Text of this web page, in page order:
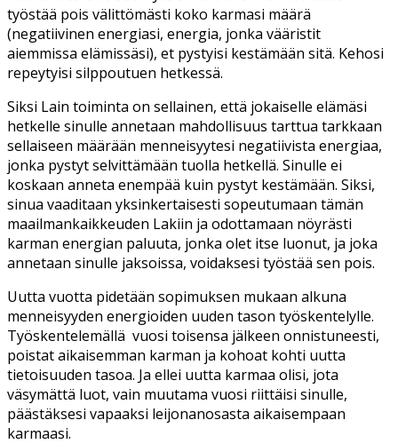
työstää pois välittömästi koko karmasi määrä
(negatiivinen energiasi, energia, jonka vääristit
aiemmissa elämissäsi), et pystyisi kestämään sitä. Kehosi
repeytyisi silppoutuen hetkessä.
Siksi Lain toiminta on sellainen, että jokaiselle elämäsi
hetkelle sinulle annetaan mahdollisuus tarttua tarkkaan
sellaiseen määrään menneisyytesi negatiivista energiaa,
jonka pystyt selvittämään tuolla hetkellä. Sinulle ei
koskaan anneta enempää kuin pystyt kestämään. Siksi,
sinua vaaditaan yksinkertaisesti sopeutumaan tämän
maailmankaikkeuden Lakiin ja odottamaan nöyrästi
karman energian paluuta, jonka olet itse luonut, ja joka
annetaan sinulle jaksoissa, voidaksesi työstää sen pois.
Uutta vuotta pidetään sopimuksen mukaan alkuna
menneisyyden energioiden uuden tason työskentelylle.
Työskentelemällä vuosi toisensa jälkeen onnistuneesti,
poistat aikaisemman karman ja kohoat kohti uutta
tietoisuuden tasoa. Ja ellei uutta karmaa olisi, jota
väsymättä luot, vain muutama vuosi riittäisi sinulle,
päästäksesi vapaaksi leijonanosasta aikaisempaan
karmaasi.